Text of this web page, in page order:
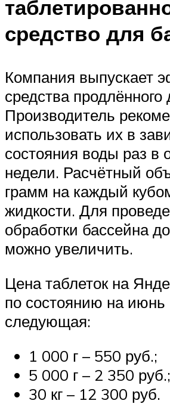
средство для
Компания выпускает
средства продлённого
Производитель
использовать их в
состояния воды раз в
недели. Расчётный
грамм на каждый
жидкости. Для
обработки бассейна
можно увеличить.
Цена таблеток на
по состоянию на июнь
следующая:
1 000 г – 550 руб.;
5 000 г – 2 350 руб.;
30 кг – 12 300 руб.